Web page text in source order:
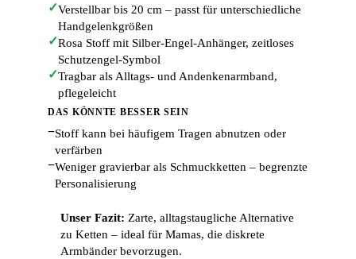
✓Verstellbar bis 20 cm – passt für unterschiedliche
Handgelenkgrößen
✓Rosa Stoff mit Silber-Engel-Anhänger, zeitloses
Schutzengel-Symbol
✓Tragbar als Alltags- und Andenkenarmband,
pflegeleicht
DAS KÖNNTE BESSER SEIN
−Stoff kann bei häufigem Tragen abnutzen oder
verfärben
−Weniger gravierbar als Schmuckketten – begrenzte
Personalisierung
Unser Fazit: Zarte, alltagstaugliche Alternative
zu Ketten – ideal für Mamas, die diskrete
Armbänder bevorzugen.